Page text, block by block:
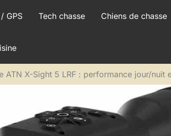
GPS Tech chasse Chiens de chasse
ATN X-Sight 5 LRF : performance jour/nuit